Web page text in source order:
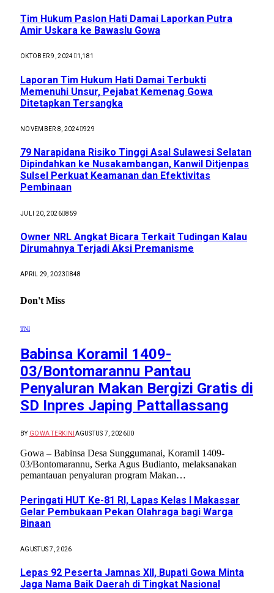
Tim Hukum Paslon Hati Damai Laporkan Putra
Amir Uskara ke Bawaslu Gowa
OKTOBER 9, 2024 1,181
Laporan Tim Hukum Hati Damai Terbukti
Memenuhi Unsur, Pejabat Kemenag Gowa
Ditetapkan Tersangka
NOVEMBER 8, 2024 929
79 Narapidana Risiko Tinggi Asal Sulawesi Selatan
Dipindahkan ke Nusakambangan, Kanwil Ditjenpas
Sulsel Perkuat Keamanan dan Efektivitas
Pembinaan
JULI 20, 2026 859
Owner NRL Angkat Bicara Terkait Tudingan Kalau
Dirumahnya Terjadi Aksi Premanisme
APRIL 29, 2023 848
Don't Miss
TNI
Babinsa Koramil 1409-
03/Bontomarannu Pantau
Penyaluran Makan Bergizi Gratis di
SD Inpres Japing Pattallassang
BY GOWA TERKINI AGUSTUS 7, 2026 0
Gowa – Babinsa Desa Sunggumanai, Koramil 1409-
03/Bontomarannu, Serka Agus Budianto, melaksanakan
pemantauan penyaluran program Makan…
Peringati HUT Ke-81 RI, Lapas Kelas I Makassar
Gelar Pembukaan Pekan Olahraga bagi Warga
Binaan
AGUSTUS 7, 2026
Lepas 92 Peserta Jamnas XII, Bupati Gowa Minta
Jaga Nama Baik Daerah di Tingkat Nasional